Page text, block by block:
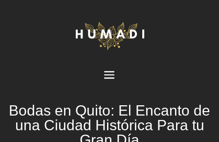
Bodas en Quito: El Encanto de
una Ciudad Histórica Para tu